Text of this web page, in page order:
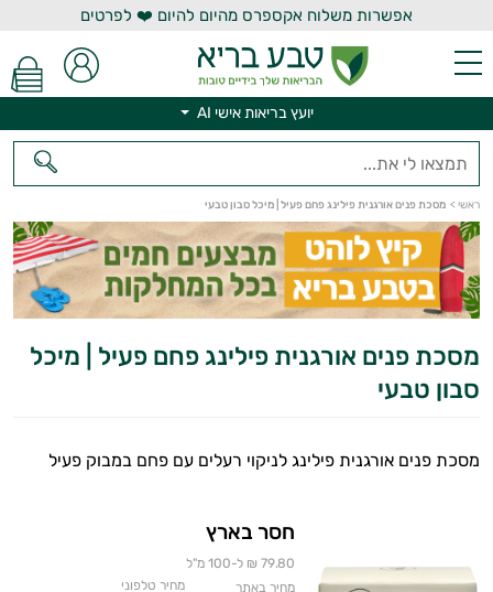
אפשרות משלוח אקספרס מהיום להיום ❤️ לפרטים
יועץ בריאות אישי AI
ראשי > מסכת פנים אורגנית פילינג פחם פעיל | מיכל סבון טבעי
מסכת פנים אורגנית פילינג פחם פעיל | מיכל
סבון טבעי
מסכת פנים אורגנית פילינג לניקוי רעלים עם פחם במבוק פעיל
חסר בארץ
79.80 ₪ ל-100 מ"ל
מחיר באתר
מחיר טלפוני